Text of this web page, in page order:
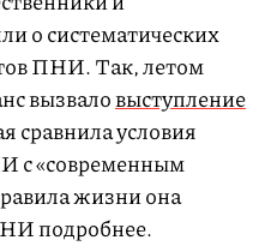
о систематических
ПНИ. Так, летом
вызваловыступление
сравнила условия
с «современным
жизни она
подробнее.